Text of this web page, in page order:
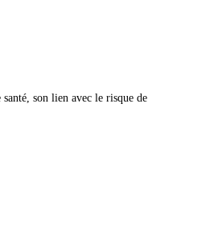
son lien avec le risque de